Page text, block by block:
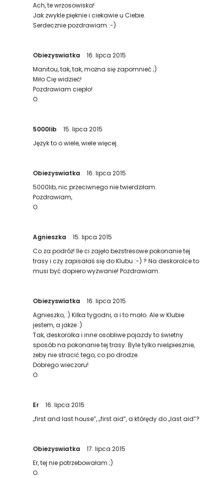
Ach, te wrzosowiska!
Jak zwykle pięknie i ciekawie u Ciebie.
Serdecznie pozdrawiam :-)
Obiezyswiatka
16. lipca 2015
Manitou, tak, tak, można się zapomnieć ;)
Miło Cię widzieć!
Pozdrawiam ciepło!
O.
5000lib
15. lipca 2015
Język to o wiele, wiele więcej.
Obiezyswiatka
16. lipca 2015
5000lib, nic przeciwnego nie twierdziłam.
Pozdrawiam,
O.
Agnieszka
15. lipca 2015
Co za podróż! Ile ci zajęło bezstresowe pokonanie tej
trasy i czy zapisałaś się do Klubu :-) ? Na deskorolce to
musi być dopiero wyzwanie! Pozdrawiam.
Obiezyswiatka
16. lipca 2015
Agnieszko, :) Kilka tygodni, a i to mało. Ale w Klubie
jestem, a jakże :)
Tak, deskorolka i inne osobliwe pojazdy to świetny
sposób na pokonanie tej trasy. Byle tylko nieśpiesznie,
żeby nie stracić tego, co po drodze.
Dobrego wieczoru!
O.
Er
16. lipca 2015
„first and last house”, „first aid”, a którędy do „last aid”?
Obiezyswiatka
17. lipca 2015
Er, tej nie potrzebowałam ;)
O.